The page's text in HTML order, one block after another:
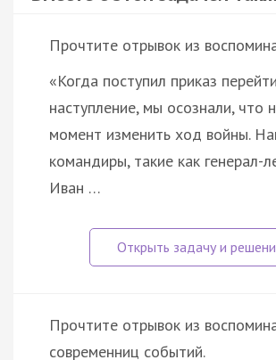
Прочтите отрывок из
«Когда поступил приказ
наступление, мы осознали, что
момент изменить ход войны.
командиры, такие как генерал-
Иван …
Прочтите отрывок из
современниц событий.